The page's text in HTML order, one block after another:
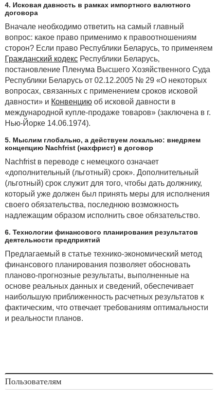
4. Исковая давность в рамках импортного валютного
договора
Вначале необходимо ответить на самый главный
вопрос: какое право применимо к правоотношениям
сторон? Если право Республики Беларусь, то применяем
Гражданский кодекс Республики Беларусь,
постановление Пленума Высшего Хозяйственного Суда
Республики Беларусь от 02.12.2005 № 29 «О некоторых
вопросах, связанных с применением сроков исковой
давности» и Конвенцию об исковой давности в
международной купле-продаже товаров» (заключена в г.
Нью-Йорке 14.06.1974).
5. Мыслим глобально, а действуем локально: внедряем
концепцию Nachfrist (нахфрист) в договор
Nachfrist в переводе с немецкого означает
«дополнительный (льготный) срок». Дополнительный
(льготный) срок служит для того, чтобы дать должнику,
который уже должен был принять меры для исполнения
своего обязательства, последнюю возможность
надлежащим образом исполнить свое обязательство.
6. Технологии финансового планирования результатов
деятельности предприятий
Предлагаемый в статье технико-экономический метод
финансового планирования позволяет обосновать
планово-прогнозные результаты, выполненные на
основе реальных данных и сведений, обеспечивает
наибольшую приближенность расчетных результатов к
фактическим, что отвечает требованиям оптимальности
и реальности планов.
Пользователям